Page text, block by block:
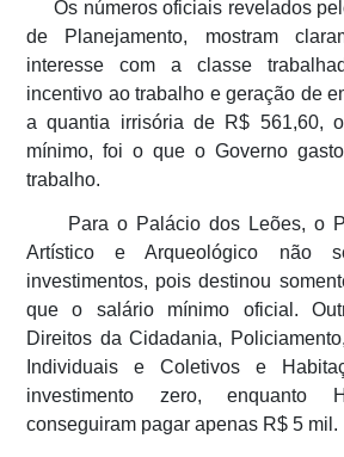
Os números oficiais revelados
de Planejamento, mostram
interesse com a classe
incentivo ao trabalho e geração de
a quantia irrisória de R$ 561,60,
mínimo, foi o que o Governo
trabalho.
Para o Palácio dos Leões, o
Artístico e Arqueológico não
investimentos, pois destinou
que o salário mínimo oficial.
Direitos da Cidadania,
Individuais e Coletivos e
investimento zero, enquanto
conseguiram pagar apenas R$ 5 mil.